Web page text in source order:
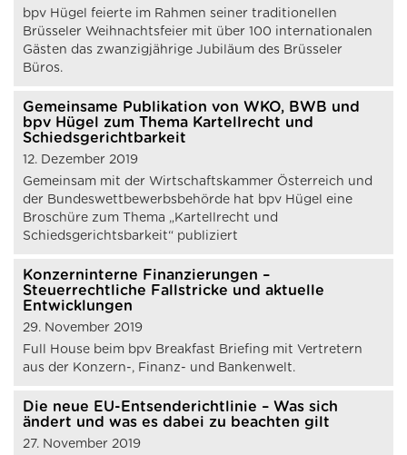
bpv Hügel feierte im Rahmen seiner traditionellen
Brüsseler Weihnachtsfeier mit über 100 internationalen
Gästen das zwanzigjährige Jubiläum des Brüsseler
Büros.
Gemeinsame Publikation von WKO, BWB und
bpv Hügel zum Thema Kartellrecht und
Schiedsgerichtbarkeit
12. Dezember 2019
Gemeinsam mit der Wirtschaftskammer Österreich und
der Bundeswettbewerbsbehörde hat bpv Hügel eine
Broschüre zum Thema „Kartellrecht und
Schiedsgerichtsbarkeit“ publiziert
Konzerninterne Finanzierungen –
Steuerrechtliche Fallstricke und aktuelle
Entwicklungen
29. November 2019
Full House beim bpv Breakfast Briefing mit Vertretern
aus der Konzern-, Finanz- und Bankenwelt.
Die neue EU-Entsenderichtlinie – Was sich
ändert und was es dabei zu beachten gilt
27. November 2019